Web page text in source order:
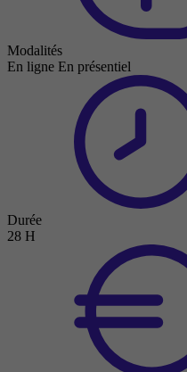
Modalités
En ligne En présentiel
Durée
28 H